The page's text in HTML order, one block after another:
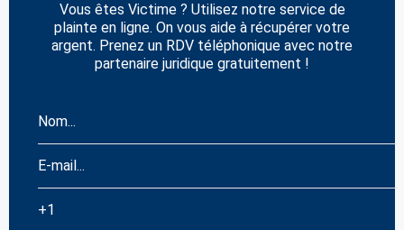
Vous êtes Victime ? Utilisez notre service de
plainte en ligne. On vous aide à récupérer votre
argent. Prenez un RDV téléphonique avec notre
partenaire juridique gratuitement !